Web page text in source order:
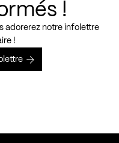
!
adorerez notre infolettre
!